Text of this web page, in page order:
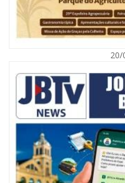
GERAL
20/